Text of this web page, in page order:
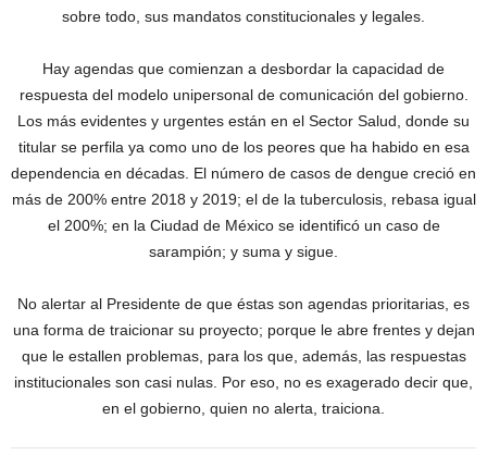
sobre todo, sus mandatos constitucionales y legales.
Hay agendas que comienzan a desbordar la capacidad de
respuesta del modelo unipersonal de comunicación del gobierno.
Los más evidentes y urgentes están en el Sector Salud, donde su
titular se perfila ya como uno de los peores que ha habido en esa
dependencia en décadas. El número de casos de dengue creció en
más de 200% entre 2018 y 2019; el de la tuberculosis, rebasa igual
el 200%; en la Ciudad de México se identificó un caso de
sarampión; y suma y sigue.
No alertar al Presidente de que éstas son agendas prioritarias, es
una forma de traicionar su proyecto; porque le abre frentes y dejan
que le estallen problemas, para los que, además, las respuestas
institucionales son casi nulas. Por eso, no es exagerado decir que,
en el gobierno, quien no alerta, traiciona.